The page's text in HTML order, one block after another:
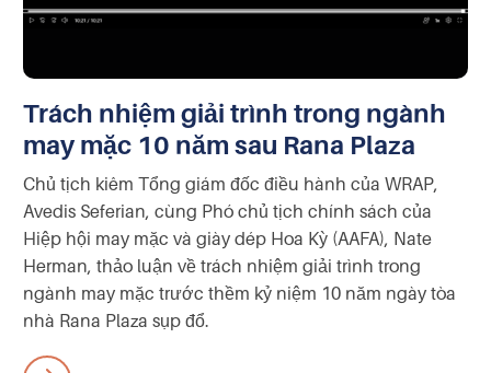
Trách nhiệm giải trình trong ngành
may mặc 10 năm sau Rana Plaza
Chủ tịch kiêm Tổng giám đốc điều hành của WRAP,
Avedis Seferian, cùng Phó chủ tịch chính sách của
Hiệp hội may mặc và giày dép Hoa Kỳ (AAFA), Nate
Herman, thảo luận về trách nhiệm giải trình trong
ngành may mặc trước thềm kỷ niệm 10 năm ngày tòa
nhà Rana Plaza sụp đổ.